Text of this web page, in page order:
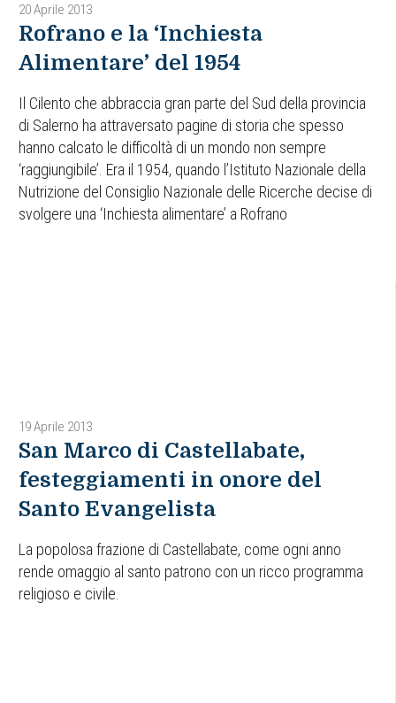
20 Aprile 2013
Rofrano e la ‘Inchiesta
Alimentare’ del 1954
Il Cilento che abbraccia gran parte del Sud della provincia
di Salerno ha attraversato pagine di storia che spesso
hanno calcato le difficoltà di un mondo non sempre
‘raggiungibile’. Era il 1954, quando l’Istituto Nazionale della
Nutrizione del Consiglio Nazionale delle Ricerche decise di
svolgere una ‘Inchiesta alimentare’ a Rofrano
19 Aprile 2013
San Marco di Castellabate,
festeggiamenti in onore del
Santo Evangelista
La popolosa frazione di Castellabate, come ogni anno
rende omaggio al santo patrono con un ricco programma
religioso e civile.